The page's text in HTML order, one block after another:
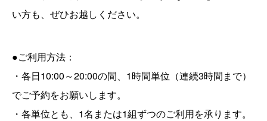
い方も、ぜひお越しください。
●ご利用方法：
・各日10:00～20:00の間、1時間単位（連続3時間まで）
でご予約をお願いします。
・各単位とも、1名または1組ずつのご利用を承ります。